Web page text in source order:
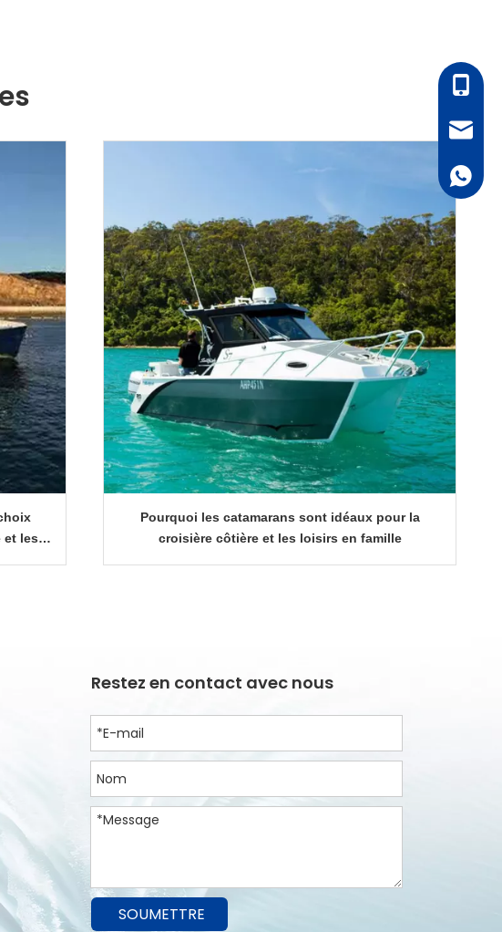
et les
Pourquoi les catamarans sont idéaux pour la
croisière côtière et les loisirs en famille
+86 -
+ 86
Restez en contact avec nous
SOUMETTRE